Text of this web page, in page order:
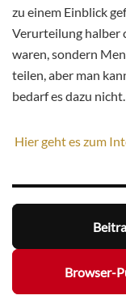
zu einem Einblick
Verurteilung halber
waren, sondern
teilen, aber man
bedarf es dazu nicht.
Hier geht es zum
Browser-